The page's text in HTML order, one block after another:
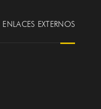
ENLACES EXTERNOS